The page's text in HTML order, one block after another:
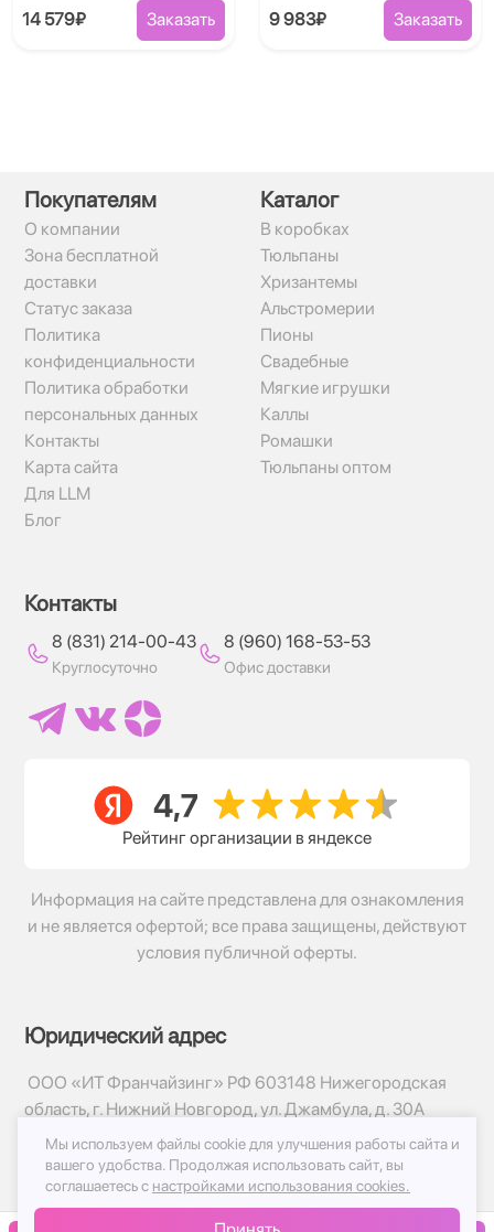
14 579₽ Заказать 9 983₽ Заказать
Покупателям
О компании
Зона бесплатной
доставки
Статус заказа
Политика
конфиденциальности
Политика обработки
персональных данных
Контакты
Карта сайта
Для LLM
Блог
Каталог
В коробках
Тюльпаны
Хризантемы
Альстромерии
Пионы
Свадебные
Мягкие игрушки
Каллы
Ромашки
Тюльпаны оптом
Контакты
8 (831) 214-00-43
Круглосуточно
8 (960) 168-53-53
Офис доставки
Рейтинг организации в яндексе
Информация на сайте представлена для ознакомления
и не является офертой; все права защищены, действуют
условия публичной оферты.
Юридический адрес
ООО «ИТ Франчайзинг» РФ 603148 Нижегородская
область, г. Нижний Новгород, ул. Джамбула, д. 30А
© 2017-2026г, База Цветов 24.ру
Политика конфиденциальности
Публичная оферта
Мы используем файлы cookie для улучшения работы сайта и
вашего удобства. Продолжая использовать сайт, вы
соглашаетесь с настройками использования cookies.